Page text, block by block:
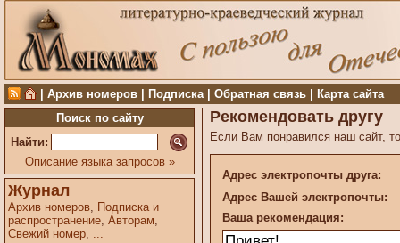
Архив номеров Подписка| Обратная связь
Карта сайта
Поиск по сайту
Найти:
Описание языка запросов »
Журнал
Архив номеров, Подписка и
распространение, Авторам,
Свежий номер, ...
Рекомендовать другу
Если Вам понравился наш сайт,
Адрес электропочты друга:
Адрес Вашей электропочты:
Ваша рекомендация: